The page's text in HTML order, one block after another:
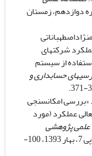
دوازدهم، زمستان
عملکرد شرکت­های
از سیستم
حسابداری و
غلامحسین و حمیدرضا حاجب (1393). «بررسی امکان­سنجی
عملکرد (مورد
علمی پژوهشی
بهار 1393، 100-